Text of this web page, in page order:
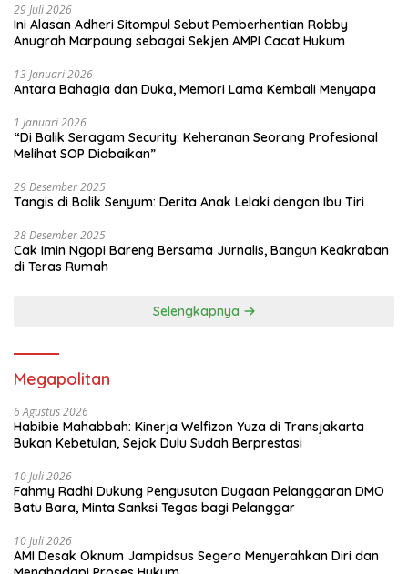
29 Juli 2026
Ini Alasan Adheri Sitompul Sebut Pemberhentian Robby
Anugrah Marpaung sebagai Sekjen AMPI Cacat Hukum
13 Januari 2026
Antara Bahagia dan Duka, Memori Lama Kembali Menyapa
1 Januari 2026
“Di Balik Seragam Security: Keheranan Seorang Profesional
Melihat SOP Diabaikan”
29 Desember 2025
Tangis di Balik Senyum: Derita Anak Lelaki dengan Ibu Tiri
28 Desember 2025
Cak Imin Ngopi Bareng Bersama Jurnalis, Bangun Keakraban
di Teras Rumah
Selengkapnya
Megapolitan
6 Agustus 2026
Habibie Mahabbah: Kinerja Welfizon Yuza di Transjakarta
Bukan Kebetulan, Sejak Dulu Sudah Berprestasi
10 Juli 2026
Fahmy Radhi Dukung Pengusutan Dugaan Pelanggaran DMO
Batu Bara, Minta Sanksi Tegas bagi Pelanggar
10 Juli 2026
AMI Desak Oknum Jampidsus Segera Menyerahkan Diri dan